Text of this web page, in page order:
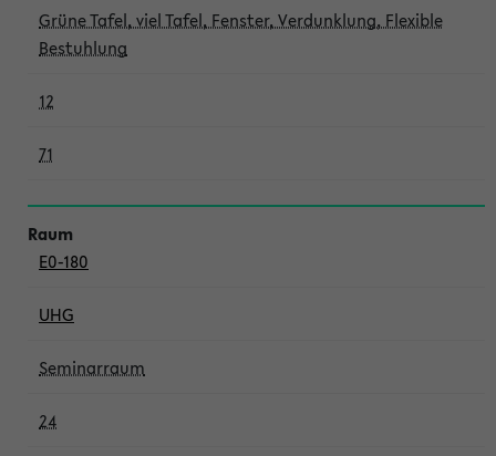
Grüne Tafel, viel Tafel, Fenster, Verdunklung, Flexible
Bestuhlung
12
71
E0-180
UHG
Seminarraum
24